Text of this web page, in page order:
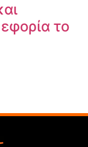
το